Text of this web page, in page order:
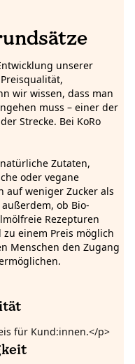
unserer
wir wissen, dass man
muss – einer der
Strecke. Bei KoRo
Zutaten,
oder vegane
auf weniger Zucker als
ob Bio-
Rezepturen
einem Preis möglich
Menschen den Zugang
für Kund:innen.</p>